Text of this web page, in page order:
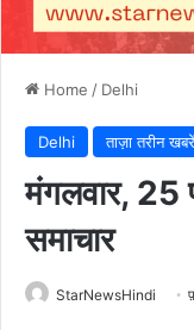
Home / Delhi
Delhi ताज़ा तरीन खबरें
मंगलवार,
समाचार
StarNewsHindi